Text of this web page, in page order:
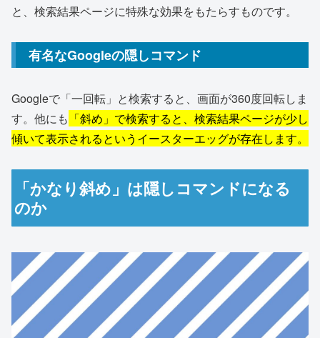
と、検索結果ページに特殊な効果をもたらすものです。
有名なGoogleの隠しコマンド
Googleで「一回転」と検索すると、画面が360度回転しま
す。他にも 「斜め」で検索すると、検索結果ページが少し
傾いて表示されるというイースターエッグが存在します。
「かなり斜め」は隠しコマンドになる
のか